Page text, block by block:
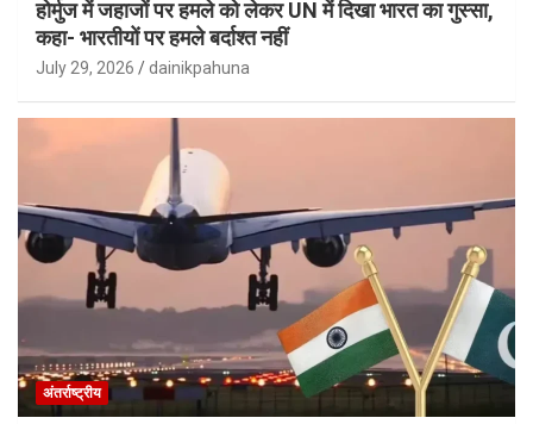
होर्मुज में जहाजों पर हमले को लेकर UN में दिखा भारत का गुस्सा,
कहा- भारतीयों पर हमले बर्दाश्त नहीं
July 29, 2026 dainikpahuna
अंतर्राष्ट्रीय